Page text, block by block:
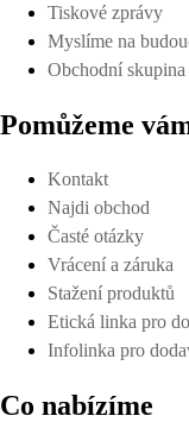
Tiskové zprávy
Myslíme na
Obchodní skupina
Pomůžeme
Kontakt
Najdi obchod
Časté otázky
Vrácení a záruka
Stažení produktů
Etická linka pro
Infolinka pro
Co nabízíme